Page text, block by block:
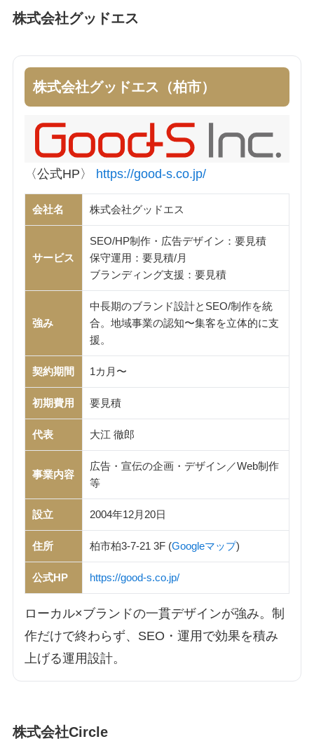
株式会社グッドエス
株式会社グッドエス（柏市）
〈公式HP〉 https://good-s.co.jp/
会社名 株式会社グッドエス
サービス
SEO/HP制作・広告デザイン：要見積
保守運用：要見積/月
ブランディング支援：要見積
強み
中長期のブランド設計とSEO/制作を統
合。地域事業の認知〜集客を立体的に支
援。
契約期間 1カ月〜
初期費用 要見積
代表 大江 徹郎
事業内容
広告・宣伝の企画・デザイン／Web制作
等
設立 2004年12月20日
住所 柏市柏3-7-21 3F (Googleマップ)
公式HP https://good-s.co.jp/
ローカル×ブランドの一貫デザインが強み。制
作だけで終わらず、SEO・運用で効果を積み
上げる運用設計。
株式会社Circle